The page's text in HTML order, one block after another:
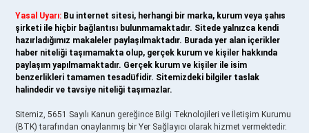
Yasal Uyarı: Bu internet sitesi, herhangi bir marka, kurum veya şahıs
şirketi ile hiçbir bağlantısı bulunmamaktadır. Sitede yalnızca kendi
hazırladığımız makaleler paylaşılmaktadır. Burada yer alan içerikler
haber niteliği taşımamakta olup, gerçek kurum ve kişiler hakkında
paylaşım yapılmamaktadır. Gerçek kurum ve kişiler ile isim
benzerlikleri tamamen tesadüfidir. Sitemizdeki bilgiler taslak
halindedir ve tavsiye niteliği taşımazlar.
Sitemiz, 5651 Sayılı Kanun gereğince Bilgi Teknolojileri ve İletişim Kurumu
(BTK) tarafından onaylanmış bir Yer Sağlayıcı olarak hizmet vermektedir.